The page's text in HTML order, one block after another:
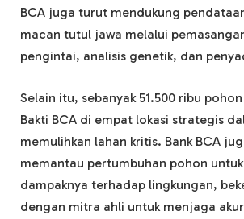
BCA juga turut mendukung
macan tutul jawa melalui
pengintai, analisis genetik, dan
Selain itu, sebanyak 51.500 ribu
Bakti BCA di empat lokasi strategis
memulihkan lahan kritis. Bank BCA
memantau pertumbuhan pohon
dampaknya terhadap lingkungan,
dengan mitra ahli untuk menjaga